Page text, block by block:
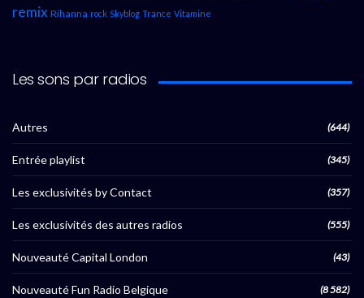
remix Rihanna rock Skyblog Trance Vitamine
Les sons par radios
Autres (644)
Entrée playlist (345)
Les exclusivités by Contact (357)
Les exclusivités des autres radios (555)
Nouveauté Capital London (43)
Nouveauté Fun Radio Belgique (8 582)